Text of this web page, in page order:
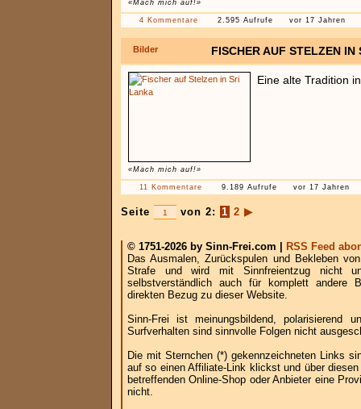
«Mach mich auf!»
4 Kommentare 2.595 Aufrufe vor 17 Jahren
Bilder FISCHER AUF STELZEN IN
«Mach mich auf!»
Eine alte Tradition
11 Kommentare 9.189 Aufrufe vor 17 Jahren
Seite von 2: 1 2 ▶
© 1751-2026 by Sinn-Frei.com |
RSS Feed
Das Ausmalen, Zurückspulen und Bekleben
Strafe und wird mit Sinnfreientzug nicht
selbstverständlich auch für komplett andere
direkten Bezug zu dieser Website.
Sinn-Frei ist meinungsbildend, polarisierend
Surfverhalten sind sinnvolle Folgen nicht
Die mit Sternchen (*) gekennzeichneten Links
auf so einen Affiliate-Link klickst und über
betreffenden Online-Shop oder Anbieter eine
nicht.